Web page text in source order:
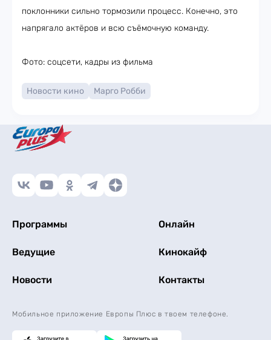
поклонники сильно тормозили процесс. Конечно, это
напрягало актёров и всю съёмочную команду.
Фото: соцсети, кадры из фильма
Новости кино Марго Робби
Программы Онлайн
Ведущие Кинокайф
Новости Контакты
Мобильное приложение Европы Плюс в твоем телефоне.